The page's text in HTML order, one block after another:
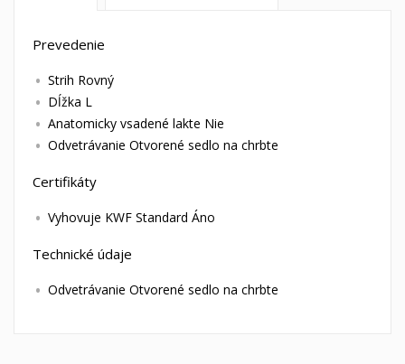
Prevedenie
Strih Rovný
Dĺžka L
Anatomicky vsadené lakte Nie
Odvetrávanie Otvorené sedlo na chrbte
Certifikáty
Vyhovuje KWF Standard Áno
Technické údaje
Odvetrávanie Otvorené sedlo na chrbte